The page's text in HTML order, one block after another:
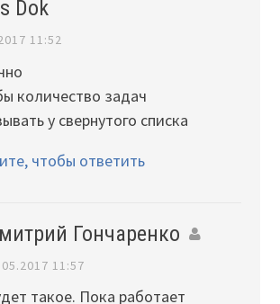
Dok
11:52
количество задач
у свернутого списка
чтобы ответить
Гончаренко
11:57
такое. Пока работает